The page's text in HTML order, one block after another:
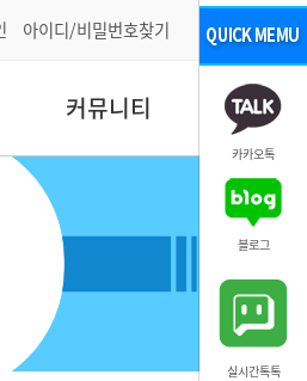
아이디/비밀번호찾기
커뮤니티
카카오톡
블로그
실시간톡톡